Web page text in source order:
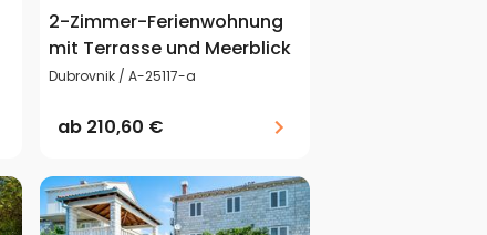
2-Zimmer-Ferienwohnung
mit Terrasse und Meerblick
Dubrovnik / A-25117-a
ab 210,60 €